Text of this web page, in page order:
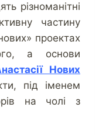
різноманітні
частину
проектах
а основи
Нових
під іменем
на чолі з